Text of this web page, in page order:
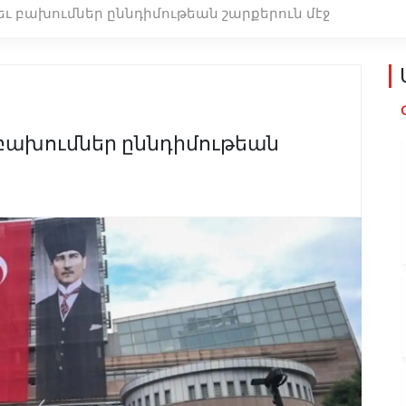
բախումներ ըննդիմութեան շարքերուն մէջ
ըննդիմութեան